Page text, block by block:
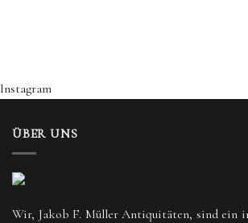
Instagram
ÜBER UNS
Wir, Jakob F. Müller Antiquitäten, sind ein